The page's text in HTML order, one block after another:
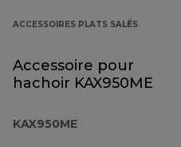
ACCESSOIRES PLATS SALÉS
Accessoire pour
hachoir KAX950ME
KAX950ME